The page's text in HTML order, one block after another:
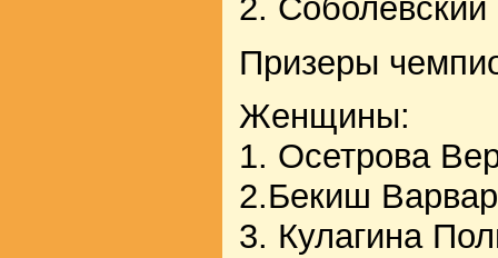
2.
Призеры
Женщины:
1. Осетрова
2.Бекиш
3. Кулагина